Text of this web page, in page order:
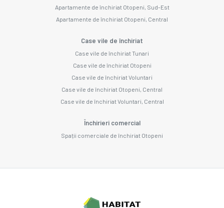
Apartamente de închiriat Otopeni, Sud-Est
Apartamente de închiriat Otopeni, Central
Case vile de închiriat
Case vile de închiriat Tunari
Case vile de închiriat Otopeni
Case vile de închiriat Voluntari
Case vile de închiriat Otopeni, Central
Case vile de închiriat Voluntari, Central
Închirieri comercial
Spații comerciale de închiriat Otopeni